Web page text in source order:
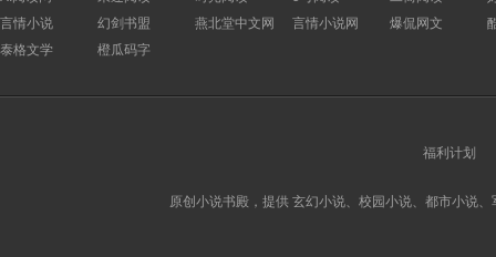
言情小说
幻剑书盟 燕北堂中文网 言情小说网 爆侃网文
泰格文学
橙瓜码字
福利计划
原创小说书殿，提供 玄幻小说、校园小说、都市小说